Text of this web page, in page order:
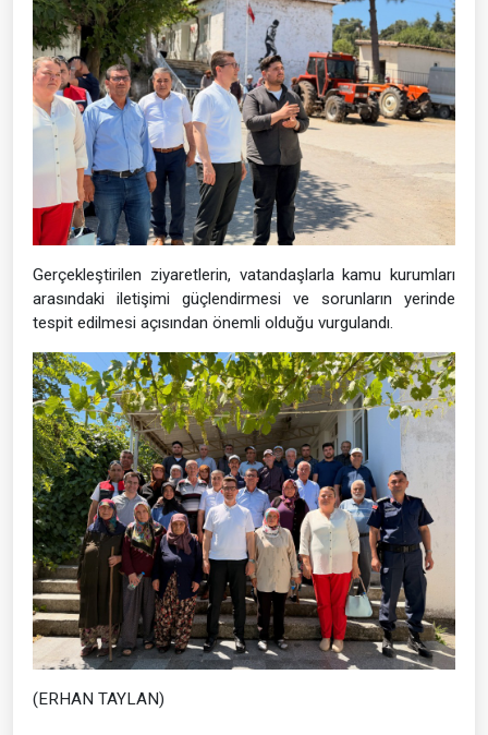
Gerçekleştirilen ziyaretlerin, vatandaşlarla kamu kurumları
arasındaki iletişimi güçlendirmesi ve sorunların yerinde
tespit edilmesi açısından önemli olduğu vurgulandı.
(ERHAN TAYLAN)